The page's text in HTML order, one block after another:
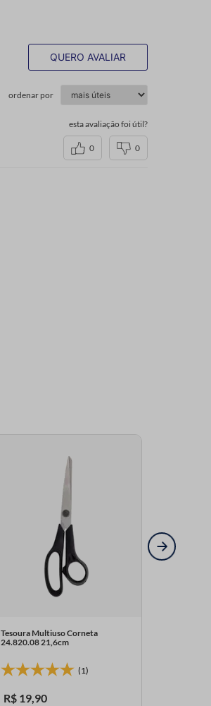
QUERO AVALIAR
ordenar por
esta avaliação foi útil?
0 0
Tesoura Multiuso Corneta
24.820.08 21,6cm
(1)
R$ 19,90